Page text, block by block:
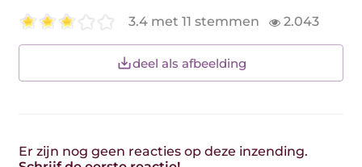
3.4 met 11 stemmen 2.043
deel als afbeelding
Er zijn nog geen reacties op deze inzending.